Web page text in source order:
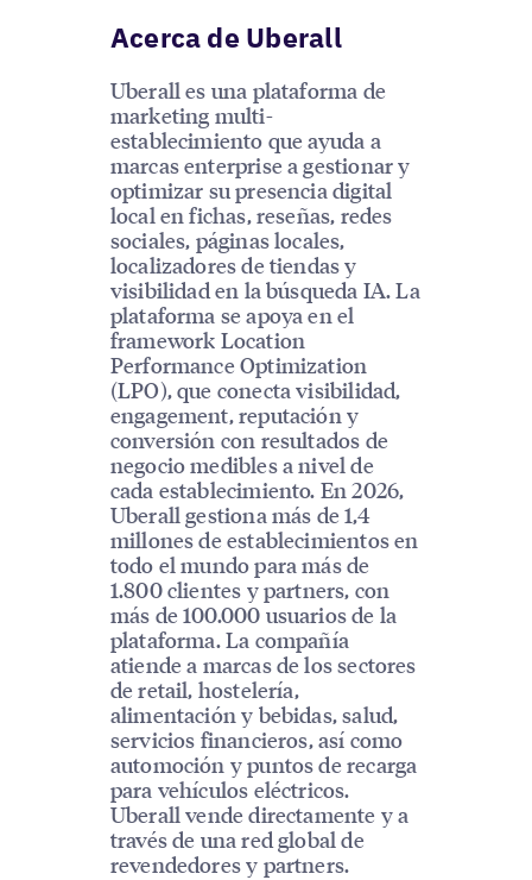
Acerca de Uberall
Uberall es una plataforma de
marketing multi-
establecimiento que ayuda a
marcas enterprise a gestionar y
optimizar su presencia digital
local en fichas, reseñas, redes
sociales, páginas locales,
localizadores de tiendas y
visibilidad en la búsqueda IA. La
plataforma se apoya en el
framework Location
Performance Optimization
(LPO), que conecta visibilidad,
engagement, reputación y
conversión con resultados de
negocio medibles a nivel de
cada establecimiento. En 2026,
Uberall gestiona más de 1,4
millones de establecimientos en
todo el mundo para más de
1.800 clientes y partners, con
más de 100.000 usuarios de la
plataforma. La compañía
atiende a marcas de los sectores
de retail, hostelería,
alimentación y bebidas, salud,
servicios financieros, así como
automoción y puntos de recarga
para vehículos eléctricos.
Uberall vende directamente y a
través de una red global de
revendedores y partners.